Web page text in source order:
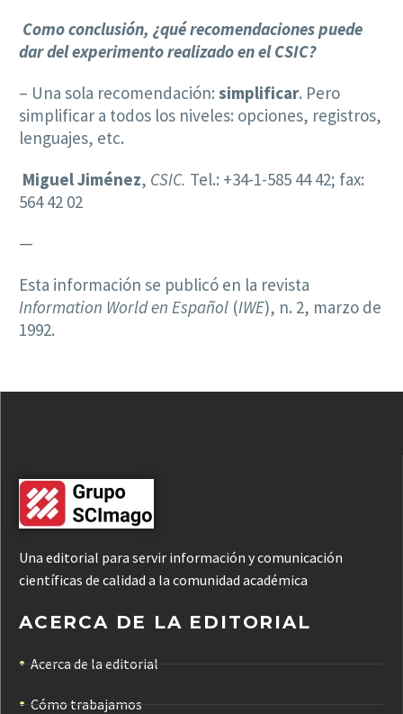
Como conclusión, ¿qué recomendaciones puede
dar del experimento realizado en el CSIC?
– Una sola recomendación: simplificar. Pero
simplificar a todos los niveles: opciones, registros,
lenguajes, etc.
Miguel Jiménez, CSIC. Tel.: +34-1-585 44 42; fax:
564 42 02
—
Esta información se publicó en la revista
Information World en Español (IWE), n. 2, marzo de
1992.
Una editorial para servir información y comunicación
científicas de calidad a la comunidad académica
ACERCA DE LA EDITORIAL
Acerca de la editorial
Cómo trabajamos